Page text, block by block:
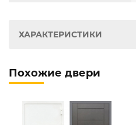
ХАРАКТЕРИСТИКИ
Похожие двери